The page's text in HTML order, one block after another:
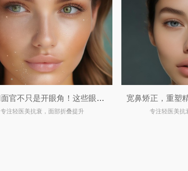
视觉门面官不只是开眼角！这些眼整形手术让你由内而外散发光彩 ✨
专注轻医美抗衰，面部折叠提升 专注轻医美抗